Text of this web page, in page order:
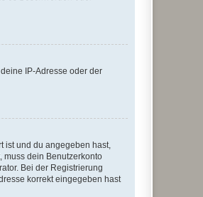
IP-Adresse oder der
ist und du angegeben hast,
muss dein Benutzerkonto
Bei der Registrierung
korrekt eingegeben hast